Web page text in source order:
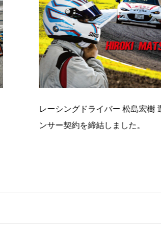
ドライバー 松島宏樹 選手とスポ
を締結しました。